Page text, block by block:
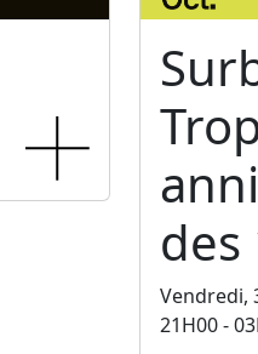
des
Vendredi,
21H00 -